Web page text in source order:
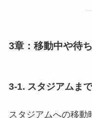
3章：移動中や待
3-1. スタジアムま
スタジアムへの移動